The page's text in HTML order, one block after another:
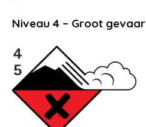
Niveau 4 – Groot gevaar